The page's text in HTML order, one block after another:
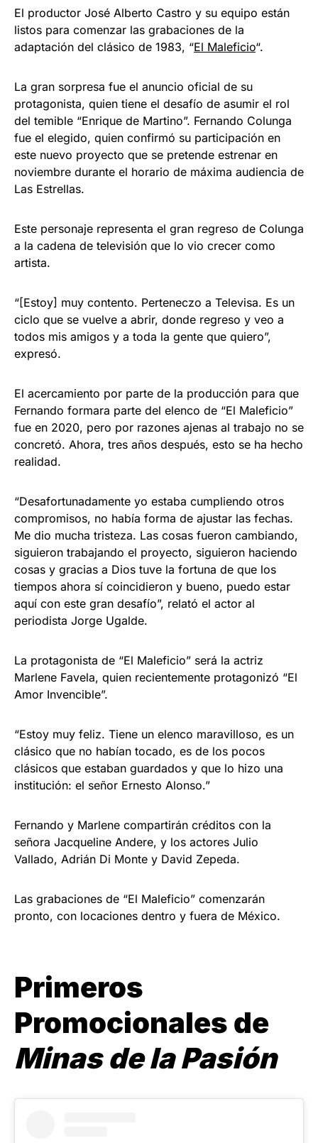
El productor José Alberto Castro y su equipo están
listos para comenzar las grabaciones de la
adaptación del clásico de 1983, “El Maleficio“.
La gran sorpresa fue el anuncio oficial de su
protagonista, quien tiene el desafío de asumir el rol
del temible “Enrique de Martino”. Fernando Colunga
fue el elegido, quien confirmó su participación en
este nuevo proyecto que se pretende estrenar en
noviembre durante el horario de máxima audiencia de
Las Estrellas.
Este personaje representa el gran regreso de Colunga
a la cadena de televisión que lo vio crecer como
artista.
“[Estoy] muy contento. Perteneczo a Televisa. Es un
ciclo que se vuelve a abrir, donde regreso y veo a
todos mis amigos y a toda la gente que quiero”,
expresó.
El acercamiento por parte de la producción para que
Fernando formara parte del elenco de “El Maleficio”
fue en 2020, pero por razones ajenas al trabajo no se
concretó. Ahora, tres años después, esto se ha hecho
realidad.
“Desafortunadamente yo estaba cumpliendo otros
compromisos, no había forma de ajustar las fechas.
Me dio mucha tristeza. Las cosas fueron cambiando,
siguieron trabajando el proyecto, siguieron haciendo
cosas y gracias a Dios tuve la fortuna de que los
tiempos ahora sí coincidieron y bueno, puedo estar
aquí con este gran desafío”, relató el actor al
periodista Jorge Ugalde.
La protagonista de “El Maleficio” será la actriz
Marlene Favela, quien recientemente protagonizó “El
Amor Invencible”.
“Estoy muy feliz. Tiene un elenco maravilloso, es un
clásico que no habían tocado, es de los pocos
clásicos que estaban guardados y que lo hizo una
institución: el señor Ernesto Alonso.”
Fernando y Marlene compartirán créditos con la
señora Jacqueline Andere, y los actores Julio
Vallado, Adrián Di Monte y David Zepeda.
Las grabaciones de “El Maleficio” comenzarán
pronto, con locaciones dentro y fuera de México.
Primeros
Promocionales de
Minas de la Pasión